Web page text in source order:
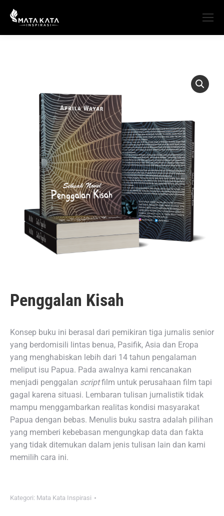
Penggalan Kisah
Konsep buku ini berasal dari pemikiran tiga jurnalis senior
yang berdomisili lintas benua, Pasifik, Asia dan Eropa
yang menghabiskan lebih dari 14 tahun pengalaman
meliput isu Papua. Pada awalnya kami rencanakan
menjadi penggalan scriptfilm untuk perusahaan film tapi
gagal karena situasi. Lembaran tulisan jurnalistik tidak
mampu menggambarkan realitas kondisi masyarakat
Papua dengan bebas. Menulis buku sastra adalah pilihan
yang memberi kebebasan mengungkap data dan fakta
yang tidak ditemukan dalam jenis tulisan lain dan kami
memilih cara ini.
Kategori: Mata Kata Inspirasi